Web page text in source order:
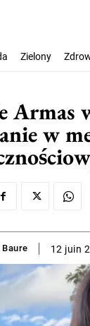
Zielony
Armas
w
Baure 12 juin